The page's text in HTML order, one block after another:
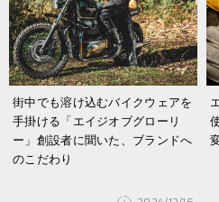
街中でも溶け込むバイクウェアを
手掛ける「エイジオブグローリ
ー」創設者に聞いた、ブランドへ
のこだわり